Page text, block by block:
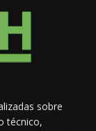
sobre
técnico,